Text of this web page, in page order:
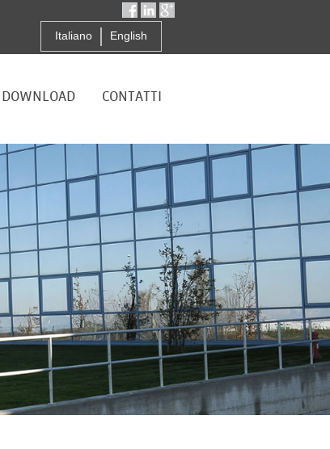
Italiano English
DOWNLOAD CONTATTI